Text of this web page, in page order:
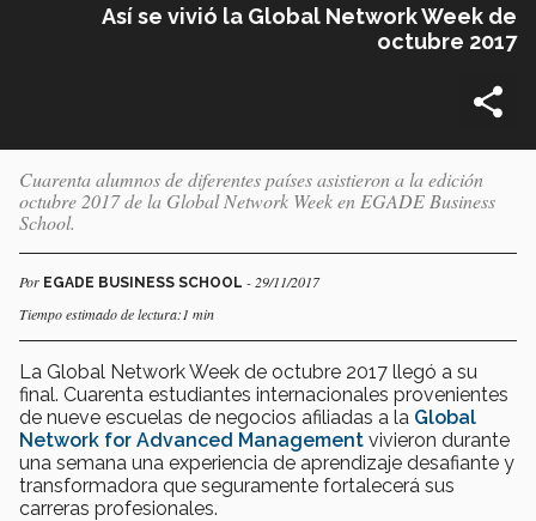
Así se vivió la Global Network Week de
octubre 2017
Cuarenta alumnos de diferentes países asistieron a la edición
octubre 2017 de la Global Network Week en EGADE Business
School.
Por EGADE BUSINESS SCHOOL - 29/11/2017
Tiempo estimado de lectura:1 min
La Global Network Week de octubre 2017 llegó a su
final. Cuarenta estudiantes internacionales provenientes
de nueve escuelas de negocios afiliadas a la Global
Network for Advanced Management vivieron durante
una semana una experiencia de aprendizaje desafiante y
transformadora que seguramente fortalecerá sus
carreras profesionales.